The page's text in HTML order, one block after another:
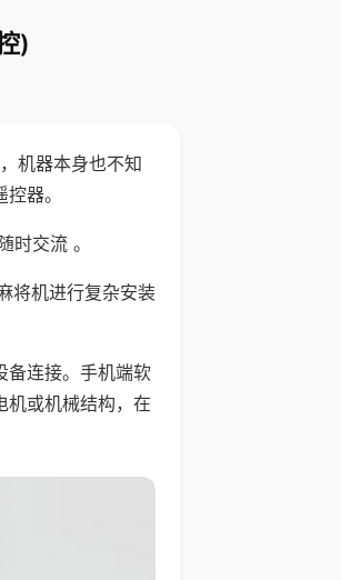
)
机器本身也不知
器。
交流 。
将机进行复杂安装
备连接。手机端软
机或机械结构，在